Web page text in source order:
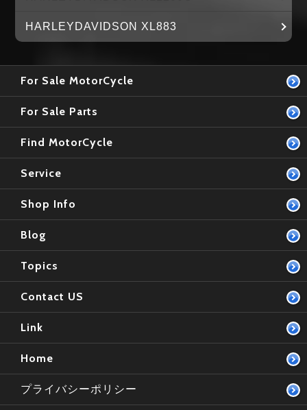
HARLEYDAVIDSON XL883
For Sale MotorCycle
For Sale Parts
Find MotorCycle
Service
Shop Info
Blog
Topics
Contact US
Link
Home
プライバシーポリシー